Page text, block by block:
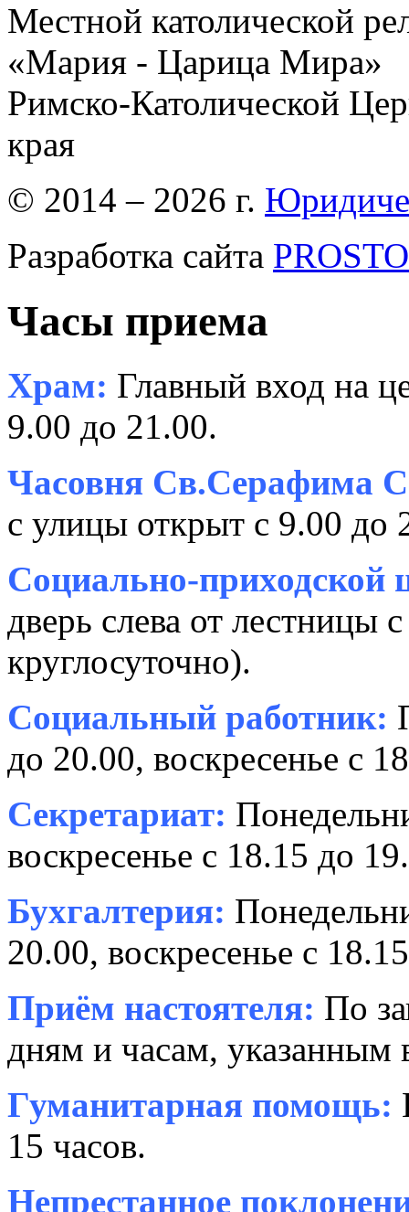
Местной католической
«Мария - Царица Мира»
Римско-Католической
края
© 2014 – 2026 г.
Разработка сайта
Часы приема
Храм: Главный вход на
9.00 до 21.00.
Часовня Св.Серафима
с улицы открыт с 9.00 до
Социально-приходской
дверь слева от лестницы
круглосуточно).
Социальный работник:
до 20.00, воскресенье с
Секретариат:
воскресенье с 18.15 до
Бухгалтерия:
20.00, воскресенье с
Приём настоятеля: По
дням и часам, указанным
Гуманитарная помощь:
15 часов.
Непрестанное